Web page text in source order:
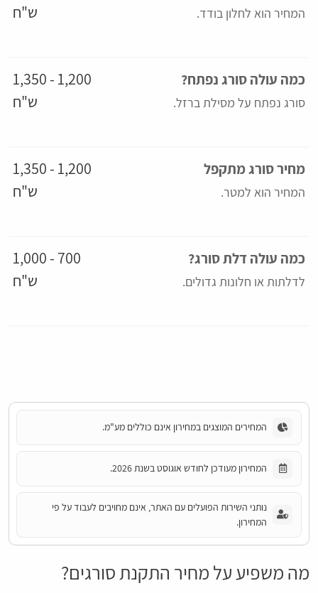
המחיר הוא לחלון בודד.
ש"ח
כמה עולה סורג נפתח?
סורג נפתח על מסילת ברזל.
1,200 - 1,350
ש"ח
מחיר סורג מתקפל
המחיר הוא למטר.
1,200 - 1,350
ש"ח
כמה עולה דלת סורג?
לדלתות או חלונות גדולים.
700 - 1,000
ש"ח
המחירים המוצגים במחירון אינם כוללים מע"מ.
המחירון מעודכן לחודש אוגוסט בשנת 2026.
נותני השירות הפועלים עם האתר, אינם מחויבים לעבוד על פי
המחירון.
מה משפיע על מחיר התקנת סורגים?